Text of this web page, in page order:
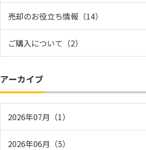
売却のお役立ち情報（14）
ご購入について（2）
アーカイブ
2026年07月（1）
2026年06月（5）